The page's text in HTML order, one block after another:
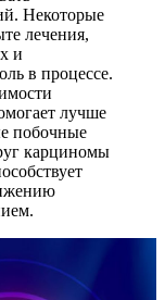
Некоторые
лечения,
и
в процессе.
лучше
побочные
карциномы